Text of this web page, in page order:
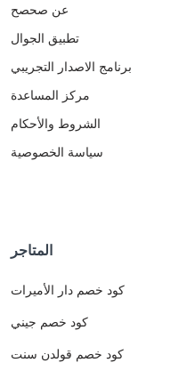
عن صحصح
تطبيق الجوال
برنامج الاصدار التجريبي
مركز المساعدة
الشروط والأحكام
سياسة الخصوصية
المتاجر
كود خصم دار الأميرات
كود خصم جيني
كود خصم قولدن سنت